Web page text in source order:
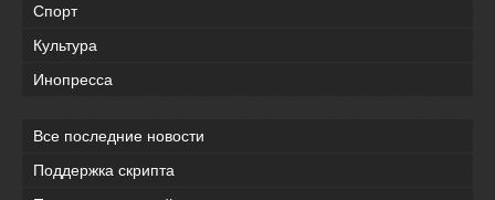
Спорт
Культура
Инопресса
Все последние новости
Поддержка скрипта